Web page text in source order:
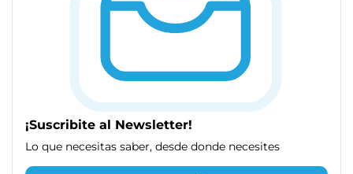
¡Suscribite al Newsletter!
Lo que necesitas saber, desde donde necesites